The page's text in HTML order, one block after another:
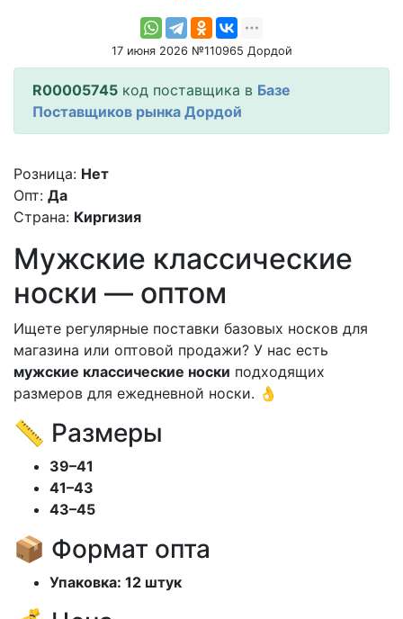
17 июня 2026 №110965 Дордой
R00005745 код поставщика в Базе
Поставщиков рынка Дордой
Розница: Нет
Опт: Да
Страна: Киргизия
Мужские классические
носки — оптом
Ищете регулярные поставки базовых носков для
магазина или оптовой продажи? У нас есть
мужские классические носки подходящих
размеров для ежедневной носки. 👌
📏 Размеры
39–41
41–43
43–45
📦 Формат опта
Упаковка: 12 штук